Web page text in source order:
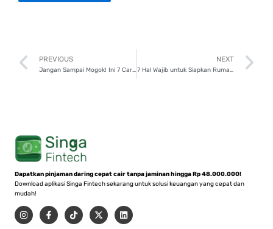
Prev
PREVIOUS
Jangan Sampai Mogok! Ini 7 Cara Cek Kendaraan Sebelum Mudik!
NEXT
7 Hal Wajib untuk Siapkan Rumah Jelang Lebaran!
Dapatkan pinjaman daring cepat cair tanpa jaminan hingga Rp 48.000.000!
Download aplikasi Singa Fintech sekarang untuk solusi keuangan yang cepat dan
mudah!
I
n
s
F
a
c
T
i
k
X
-
t
L
i
n